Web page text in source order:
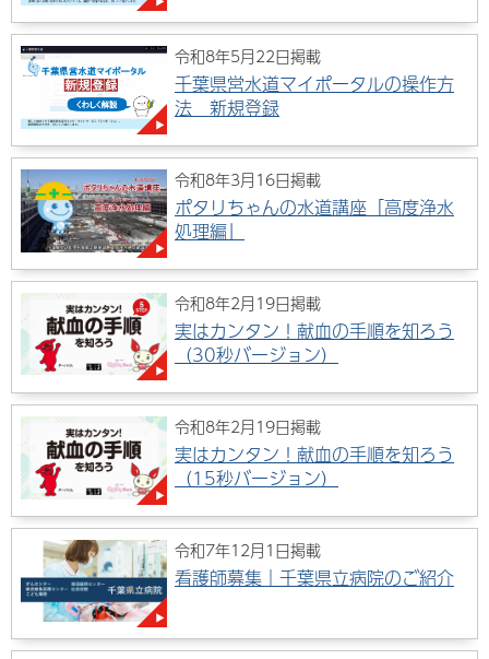
令和8年5月22日掲載
千葉県営水道マイポータルの操作方
法 新規登録
令和8年3月16日掲載
ポタリちゃんの水道講座「高度浄水
処理編」
令和8年2月19日掲載
実はカンタン！献血の手順を知ろう
（30秒バージョン）
令和8年2月19日掲載
実はカンタン！献血の手順を知ろう
（15秒バージョン）
令和7年12月1日掲載
看護師募集｜千葉県立病院のご紹介